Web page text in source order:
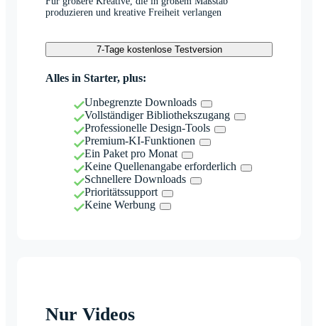
produzieren und kreative Freiheit verlangen
7-Tage kostenlose Testversion
Alles in Starter, plus:
Unbegrenzte Downloads
Vollständiger Bibliothekszugang
Professionelle Design-Tools
Premium-KI-Funktionen
Ein Paket pro Monat
Keine Quellenangabe erforderlich
Schnellere Downloads
Prioritätssupport
Keine Werbung
Nur Videos